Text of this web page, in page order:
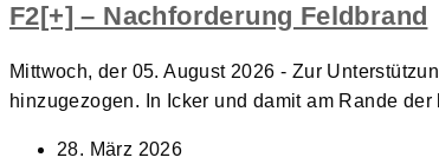
F2[+] – Nachforderung Feldbrand
Mittwoch, der 05. August 2026 - Zur
hinzugezogen. In Icker und damit am Rande
Beitrag
28. März 2026